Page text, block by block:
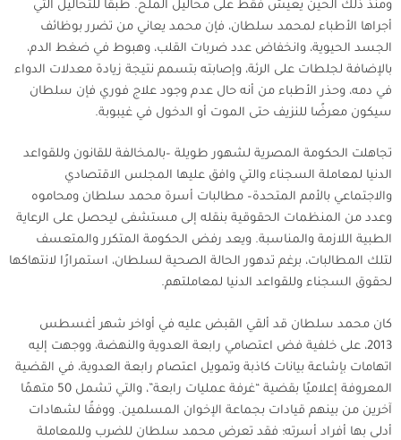
ومنذ ذلك الحين يعيش فقط على محاليل الملح. طبقًا للتحاليل التي
أجراها الأطباء لمحمد سلطان، فإن محمد يعاني من تضرر بوظائف
الجسد الحيوية، وانخفاض عدد ضربات القلب، وهبوط في ضغط الدم،
بالإضافة لجلطات على الرئة، وإصابته بتسمم نتيجة زيادة معدلات الدواء
في دمه، وحذر الأطباء من أنه حال عدم وجود علاج فوري فإن سلطان
سيكون معرضًا للنزيف حتى الموت أو الدخول في غيبوبة.
تجاهلت الحكومة المصرية لشهور طويلة –بالمخالفة للقانون وللقواعد
الدنيا لمعاملة السجناء والتي وافق عليها المجلس الاقتصادي
والاجتماعي بالأمم المتحدة– مطالبات أسرة محمد سلطان ومحاموه
وعدد من المنظمات الحقوقية بنقله إلى مستشفى ليحصل على الرعاية
الطبية اللازمة والمناسبة. ويعد رفض الحكومة المتكرر والمتعسف
لتلك المطالبات، برغم تدهور الحالة الصحية لسلطان، استمرارًا لانتهاكها
لحقوق السجناء وللقواعد الدنيا لمعاملتهم.
كان محمد سلطان قد ألقي القبض عليه في أواخر شهر أغسطس
2013، على خلفية فض اعتصامي رابعة العدوية والنهضة، ووجهت إليه
اتهامات بإشاعة بيانات كاذبة وتمويل اعتصام رابعة العدوية، في القضية
المعروفة إعلاميًا بقضية “غرفة عمليات رابعة”، والتي تشمل 50 متهمًا
آخرين من بينهم قيادات بجماعة الإخوان المسلمين. ووفقًا لشهادات
أدلى بها أفراد أسرته؛ فقد تعرض محمد سلطان للضرب وللمعاملة